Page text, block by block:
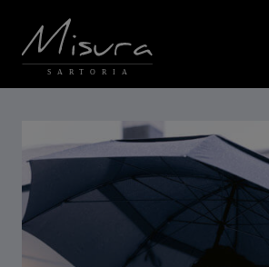
SARTORIA
Over Misura
Stories by Misura (Blog)
Maatwerk
Trouwpakken